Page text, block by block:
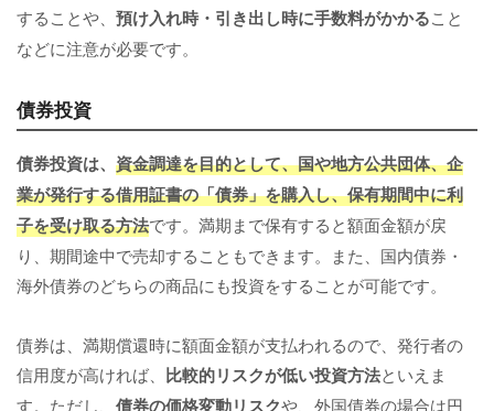
することや、 預け入れ時・引き出し時に手数料がかかること
などに注意が必要です。
債券投資
債券投資は、 資金調達を目的として、国や地方公共団体、企
業が発行する借用証書の「債券」を購入し、保有期間中に利
子を受け取る方法です。満期まで保有すると額面金額が戻
り、期間途中で売却することもできます。また、国内債券・
海外債券のどちらの商品にも投資をすることが可能です。
債券は、満期償還時に額面金額が支払われるので、発行者の
信用度が高ければ、 比較的リスクが低い投資方法といえま
す。ただし、 債券の価格変動リスクや、外国債券の場合は円